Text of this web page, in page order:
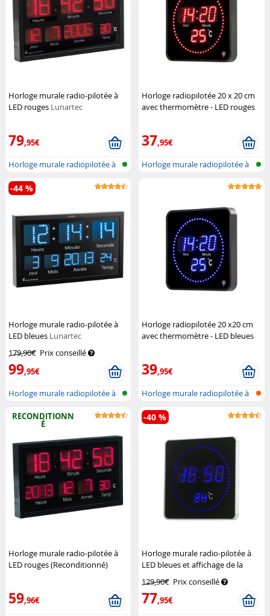
Horloge murale radio-pilotée à
LED rouges Lunartec
79,95€
Horloge murale radiopilotée à
LED a...
Horloge radiopilotée 20 x 20 cm
avec thermomètre - LED rouges
37,95€
Horloge murale radiopilotée à
Horloge murale radio-pilotée à
LED bleues Lunartec
179,90€ Prix conseillé
99,95€
-44 %
Horloge murale radiopilotée à
Horloge radiopilotée 20 x20 cm
avec thermomètre - LED bleues
39,95€
Horloge murale radiopilotée à
LED a...
RECONDITIONN
É
Horloge murale radio-pilotée à
LED rouges (Reconditionné)
59,96€
Horloge murale radio-pilotée à
LED bleues et affichage de la
Lunartec
129,90€ Prix conseillé
77,95€
-40 %